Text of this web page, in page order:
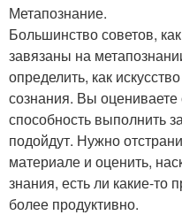
Метапознание.
Большинство советов,
завязаны на
определить, как
сознания. Вы
способность выполнить
подойдут. Нужно
материале и оценить,
знания, есть ли какие-то
более продуктивно.